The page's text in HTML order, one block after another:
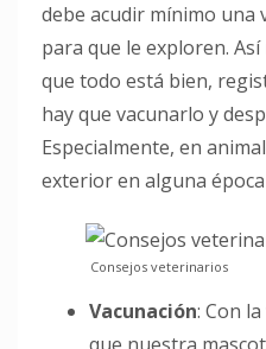
debe acudir mínimo una
para que le exploren.
que todo está bien,
hay que vacunarlo y
Especialmente, en
exterior en alguna
Consejos veterinarios
Vacunación: Con